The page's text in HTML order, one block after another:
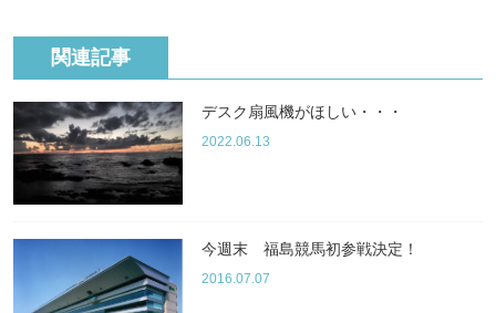
関連記事
デスク扇風機がほしい・・・
2022.06.13
今週末 福島競馬初参戦決定！
2016.07.07